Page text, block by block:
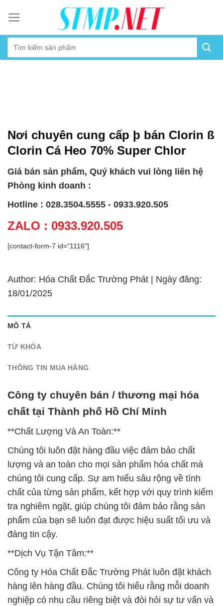
content
Nơi chuyên cung cấp þ bán Clorin ß
Clorin Cá Heo 70% Super Chlor
Giá bán sản phẩm, Quý khách vui lòng liên hệ
Phòng kinh doanh :
Hotline : 028.3504.5555 - 0933.920.505
ZALO : 0933.920.505
[contact-form-7 id="1116"]
Author: Hóa Chất Đắc Trường Phát | Ngày đăng:
18/01/2025
MÔ TẢ
TỪ KHÓA
THÔNG TIN MUA HÀNG
Công ty chuyên bán / thương mại hóa
chất tại Thành phố Hồ Chí Minh
**Chất Lượng Và An Toàn:**
Chúng tôi luôn đặt hàng đầu việc đảm bảo chất
lượng và an toàn cho mọi sản phẩm hóa chất mà
chúng tôi cung cấp. Sự am hiểu sâu rộng về tính
chất của từng sản phẩm, kết hợp với quy trình kiểm
tra nghiêm ngặt, giúp chúng tôi đảm bảo rằng sản
phẩm của bạn sẽ luôn đạt được hiệu suất tối ưu và
đáng tin cậy.
**Dịch Vụ Tận Tâm:**
Công ty Hóa Chất Đắc Trường Phát luôn đặt khách
hàng lên hàng đầu. Chúng tôi hiểu rằng mỗi doanh
nghiệp có nhu cầu riêng biệt và đòi hỏi sự tư vấn và